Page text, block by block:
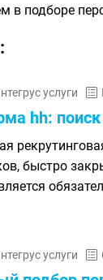
в подборе
услуги
hh: поиск
быстро
услуги